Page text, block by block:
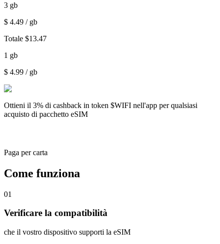
3 gb
$ 4.49 / gb
Totale $13.47
1 gb
$ 4.99 / gb
Ottieni il 3% di cashback in token $WIFI nell'app per qualsiasi
acquisto di pacchetto eSIM
Paga per carta
Come funziona
01
Verificare la compatibilità
che il vostro dispositivo supporti la eSIM